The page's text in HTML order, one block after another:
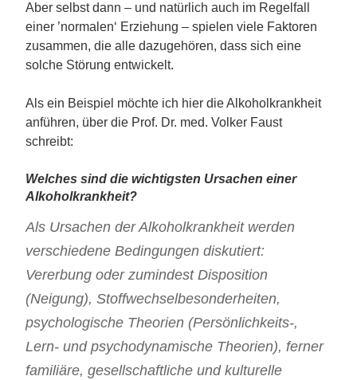
Aber selbst dann – und natürlich auch im Regelfall
einer ’normalen‘ Erziehung – spielen viele Faktoren
zusammen, die alle dazugehören, dass sich eine
solche Störung entwickelt.
Als ein Beispiel möchte ich hier die Alkoholkrankheit
anführen, über die Prof. Dr. med. Volker Faust
schreibt:
Welches sind die wichtigsten Ursachen einer
Alkoholkrankheit?
Als Ursachen der Alkoholkrankheit werden
verschiedene Bedingungen diskutiert:
Vererbung oder zumindest Disposition
(Neigung), Stoffwechselbesonderheiten,
psychologische Theorien (Persönlichkeits-,
Lern- und psychodynamische Theorien), ferner
familiäre, gesellschaftliche und kulturelle